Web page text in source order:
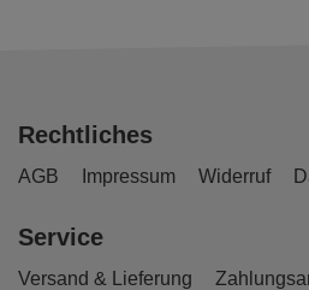
Rechtliches
AGB Impressum Widerruf
Service
Versand & Lieferung